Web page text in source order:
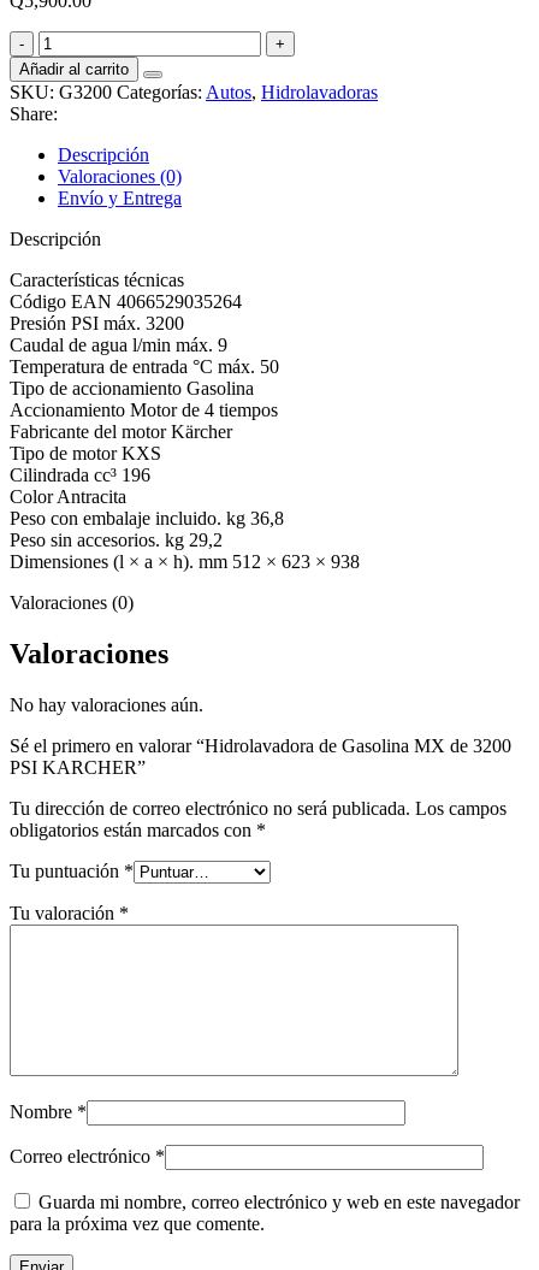
Hidrolavadora
de
Gasolina
MX
de
3200
PSI
KARCHER
cantidad
Añadir al carrito
SKU: G3200 Categorías: Autos, Hidrolavadoras
Share:
Descripción
Valoraciones (0)
Envío y Entrega
Descripción
Características técnicas
Código EAN 4066529035264
Presión PSI máx. 3200
Caudal de agua l/min máx. 9
Temperatura de entrada °C máx. 50
Tipo de accionamiento Gasolina
Accionamiento Motor de 4 tiempos
Fabricante del motor Kärcher
Tipo de motor KXS
Cilindrada cc³ 196
Color Antracita
Peso con embalaje incluido. kg 36,8
Peso sin accesorios. kg 29,2
Dimensiones (l × a × h). mm 512 × 623 × 938
Valoraciones (0)
Valoraciones
No hay valoraciones aún.
Sé el primero en valorar “Hidrolavadora de Gasolina MX de 3200
PSI KARCHER”
Tu dirección de correo electrónico no será publicada. Los campos
obligatorios están marcados con *
Tu puntuación *
Tu valoración *
Nombre *
Correo electrónico *
Guarda mi nombre, correo electrónico y web en este navegador
para la próxima vez que comente.